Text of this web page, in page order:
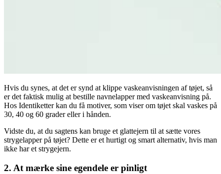
Hvis du synes, at det er synd at klippe vaskeanvisningen af tøjet, så
er det faktisk mulig at bestille navnelapper med vaskeanvisning på.
Hos Identiketter kan du få motiver, som viser om tøjet skal vaskes på
30, 40 og 60 grader eller i hånden.
Vidste du, at du sagtens kan bruge et glattejern til at sætte vores
strygelapper på tøjet? Dette er et hurtigt og smart alternativ, hvis man
ikke har et strygejern.
2. At mærke sine egendele er pinligt